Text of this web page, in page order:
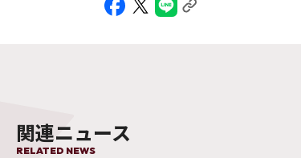
関連ニュース
RELATED NEWS